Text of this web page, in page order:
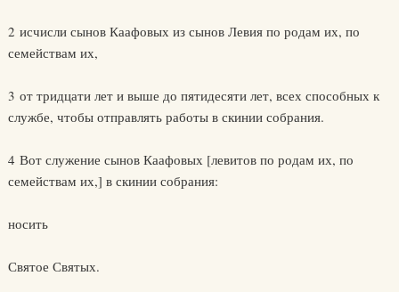
2 исчисли сынов Каафовых из сынов Левия по родам их, по
семействам их,
3 от тридцати лет и выше до пятидесяти лет, всех способных к
службе, чтобы отправлять работы в скинии собрания.
4 Вот служение сынов Каафовых [левитов по родам их, по
семействам их,] в скинии собрания:
носить
Святое Святых.